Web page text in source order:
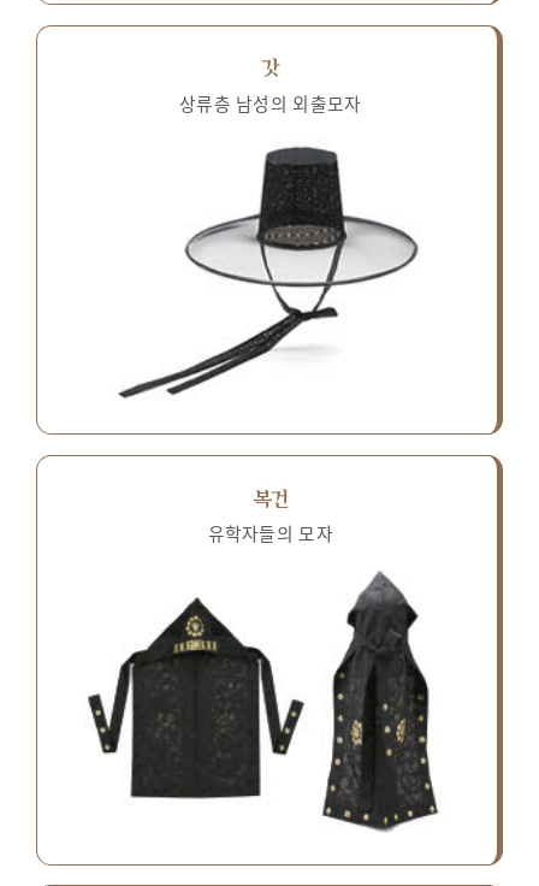
갓
상류층 남성의 외출모자
복건
유학자들의 모자